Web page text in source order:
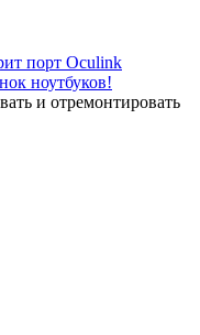
порт Oculink
ноутбуков!
и отремонтировать